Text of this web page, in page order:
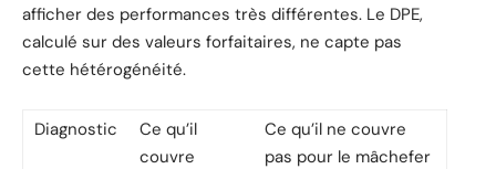
afficher des performances très différentes. Le DPE,
calculé sur des valeurs forfaitaires, ne capte pas
cette hétérogénéité.
Diagnostic
Ce qu’il
couvre
Ce qu’il ne couvre
pas pour le mâchefer